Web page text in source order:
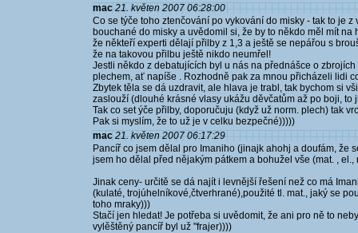
mac 21. květen 2007 06:28:00
Co se týče toho ztenčování po vykování do misky - tak to je
bouchané do misky a uvědomil si, že by to někdo měl mít
že někteří experti dělají přilby z 1,3 a ještě se nepářou s
že na takovou přilbu ještě nikdo neumřel!
Jestli někdo z debatujících byl u nás na přednášce o
plechem, ať napíše . Rozhodně pak za mnou přicházeli lidi
Zbytek těla se dá uzdravit, ale hlava je trabl, tak bychom si
zaslouží (dlouhé krásné vlasy ukážu děvčatům až po boji, to
Tak co set ýče přilby, doporučuju (když už norm. plech) tak
Pak si myslím, že to už je v celku bezpečné)))))
mac 21. květen 2007 06:17:29
Pancíř co jsem dělal pro Imaniho (jinajk ahohj a doufám, že
jsem ho dělal před nějakým pátkem a bohužel vše (mat. ,
Jinak ceny- určitě se dá najít i levnější řešení než co má
(kulaté, trojúhelníkové,čtverhrané),použité tl. mat., jaký se
toho mraky)))
Stačí jen hledat! Je potřeba si uvědomit, že ani pro ně to
vylěštěný pancíř byl už "frajer))))